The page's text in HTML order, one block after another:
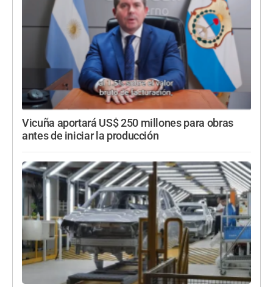
Vicuña aportará US$ 250 millones para obras
antes de iniciar la producción